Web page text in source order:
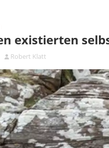
existierten
Robert Klatt